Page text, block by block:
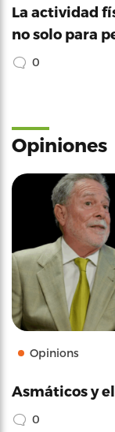
La actividad
no solo para
0
Opiniones
Opinions
Asmáticos y
0